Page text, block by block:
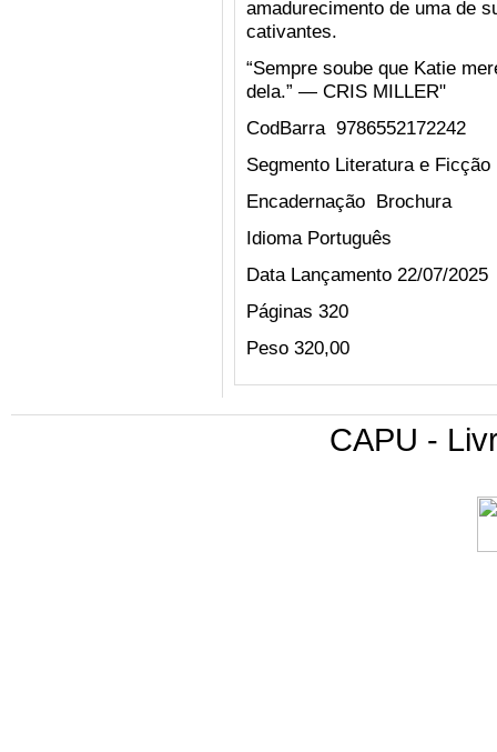
amadurecimento de uma de
cativantes.
“Sempre soube que Katie
dela.” — CRIS MILLER"
CodBarra 9786552172242
Segmento Literatura e Ficção
Encadernação Brochura
Idioma Português
Data Lançamento 22/07/2025
Páginas 320
Peso 320,00
CAPU -